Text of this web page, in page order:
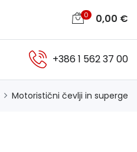
0 0,00 €
+386 1 562 37 00
Motoristični čevlji in superge